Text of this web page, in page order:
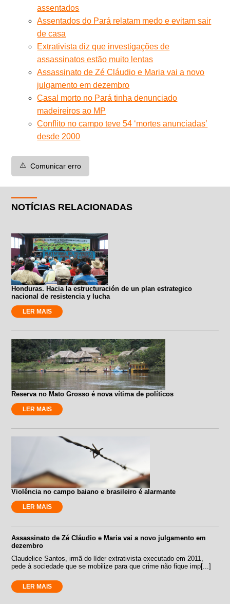
assentados
Assentados do Pará relatam medo e evitam sair
de casa
Extrativista diz que investigações de
assassinatos estão muito lentas
Assassinato de Zé Cláudio e Maria vai a novo
julgamento em dezembro
Casal morto no Pará tinha denunciado
madeireiros ao MP
Conflito no campo teve 54 ‘mortes anunciadas’
desde 2000
⚠️ Comunicar erro
NOTÍCIAS RELACIONADAS
Honduras. Hacia la estructuración de un plan estrategico
nacional de resistencia y lucha
LER MAIS
Reserva no Mato Grosso é nova vítima de políticos
LER MAIS
Violência no campo baiano e brasileiro é alarmante
LER MAIS
Assassinato de Zé Cláudio e Maria vai a novo julgamento em
dezembro
Claudelice Santos, irmã do líder extrativista executado em 2011,
pede à sociedade que se mobilize para que crime não fique imp[...]
LER MAIS